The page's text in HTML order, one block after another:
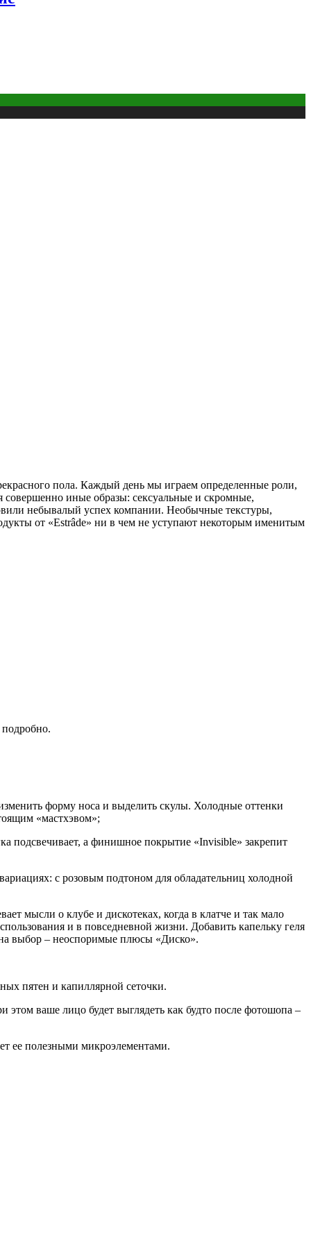
пола. Каждый день мы играем определенные роли,
совершенно иные образы: сексуальные и скромные,
небывалый успех компании. Необычные текстуры,
от «Estrâde» ни в чем не уступают некоторым именитым
форму носа и выделить скулы. Холодные оттенки
«мастхэвом»;
подсвечивает, а финишное покрытие «Invisible» закрепит
с розовым подтоном для обладательниц холодной
мысли о клубе и дискотеках, когда в клатче и так мало
и в повседневной жизни. Добавить капельку геля
на выбор – неоспоримые плюсы «Диско».
пятен и капиллярной сеточки.
ваше лицо будет выглядеть как будто после фотошопа –
ее полезными микроэлементами.